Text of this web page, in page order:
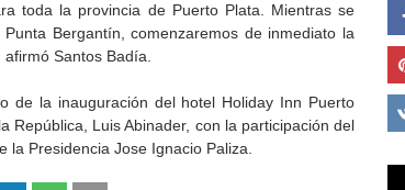
toda la provincia de Puerto Plata. Mientras se
Bergantín, comenzaremos de inmediato la
Santos Badía.
de la inauguración del hotel Holiday Inn Puerto
República, Luis Abinader, con la participación del
la Presidencia Jose Ignacio Paliza.